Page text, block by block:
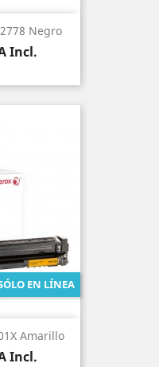
Negro
Incl.
Amarillo
Incl.
EN LÍNEA